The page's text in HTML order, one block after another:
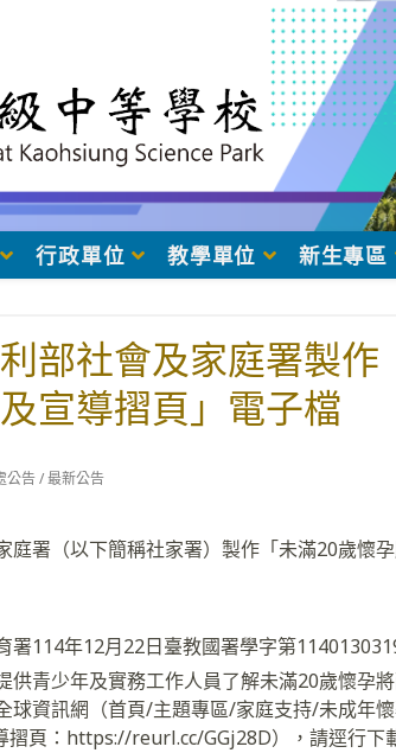
行政單位 教學單位 新生專區
部社會及家庭署製作
宣導摺頁」電子檔
公告 / 最新公告
庭署（以下簡稱社家署）製作「未滿20歲懷
署114年12月22日臺教國署學字第
供青少年及實務工作人員了解未滿20歲懷孕
球資訊網（首頁/主題專區/家庭支持/未成年
頁：https://reurl.cc/GGj28D），請逕行下